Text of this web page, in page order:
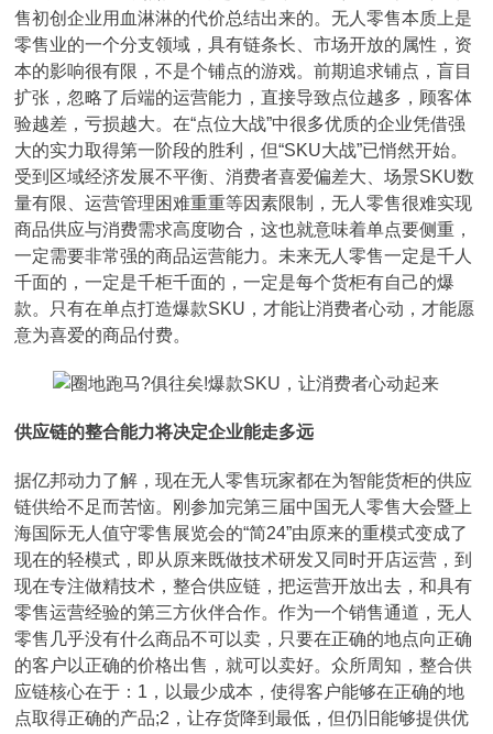
售初创企业用血淋淋的代价总结出来的。无人零售本质上是
零售业的一个分支领域，具有链条长、市场开放的属性，资
本的影响很有限，不是个铺点的游戏。前期追求铺点，盲目
扩张，忽略了后端的运营能力，直接导致点位越多，顾客体
验越差，亏损越大。在“点位大战”中很多优质的企业凭借强
大的实力取得第一阶段的胜利，但“SKU大战”已悄然开始。
受到区域经济发展不平衡、消费者喜爱偏差大、场景SKU数
量有限、运营管理困难重重等因素限制，无人零售很难实现
商品供应与消费需求高度吻合，这也就意味着单点要侧重，
一定需要非常强的商品运营能力。未来无人零售一定是千人
千面的，一定是千柜千面的，一定是每个货柜有自己的爆
款。只有在单点打造爆款SKU，才能让消费者心动，才能愿
意为喜爱的商品付费。
供应链的整合能力将决定企业能走多远
据亿邦动力了解，现在无人零售玩家都在为智能货柜的供应
链供给不足而苦恼。刚参加完第三届中国无人零售大会暨上
海国际无人值守零售展览会的“简24”由原来的重模式变成了
现在的轻模式，即从原来既做技术研发又同时开店运营，到
现在专注做精技术，整合供应链，把运营开放出去，和具有
零售运营经验的第三方伙伴合作。作为一个销售通道，无人
零售几乎没有什么商品不可以卖，只要在正确的地点向正确
的客户以正确的价格出售，就可以卖好。众所周知，整合供
应链核心在于：1，以最少成本，使得客户能够在正确的地
点取得正确的产品;2，让存货降到最低，但仍旧能够提供优